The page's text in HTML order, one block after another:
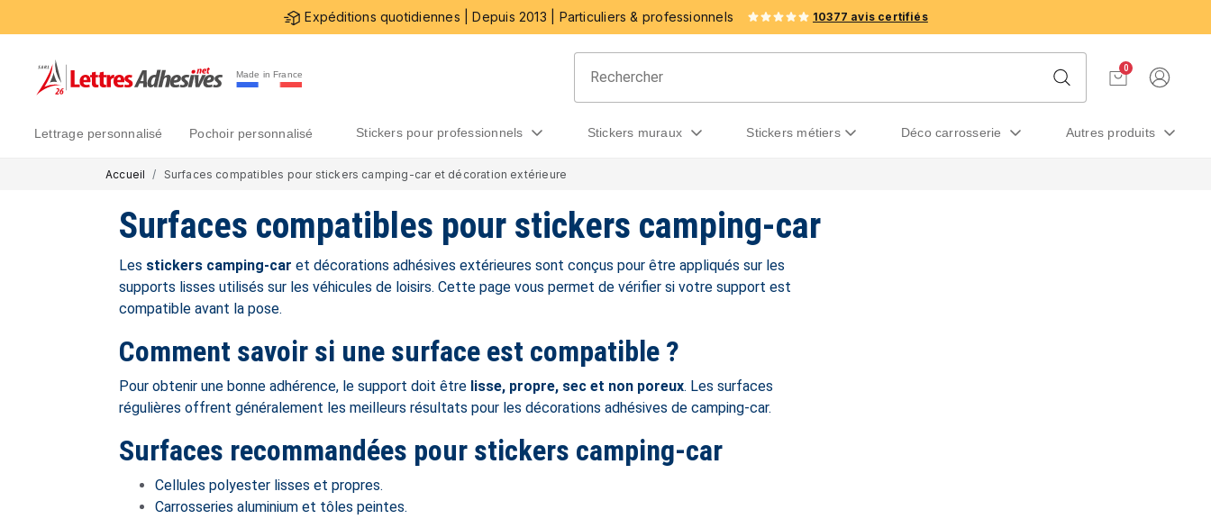
Expéditions quotidiennes | Depuis 2013 | Particuliers & professionnels 10377 avis certifiés
Made in France
0
lettrage personnalisé pochoir personnalisé stickers pour professionnels stickers muraux stickers métiers déco carrosserie autres produits
Accueil Surfaces compatibles pour stickers camping-car et décoration extérieure
Surfaces compatibles pour stickers camping-car
Les stickers camping-car et décorations adhésives extérieures sont conçus pour être appliqués sur les
supports lisses utilisés sur les véhicules de loisirs. Cette page vous permet de vérifier si votre support est
compatible avant la pose.
Comment savoir si une surface est compatible ?
Pour obtenir une bonne adhérence, le support doit être lisse, propre, sec et non poreux. Les surfaces
régulières offrent généralement les meilleurs résultats pour les décorations adhésives de camping-car.
Surfaces recommandées pour stickers camping-car
Cellules polyester lisses et propres.
Carrosseries aluminium et tôles peintes.